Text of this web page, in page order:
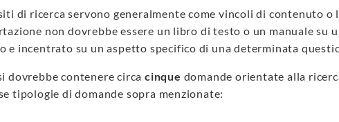
di ricerca servono generalmente come vincoli di contenuto
non dovrebbe essere un libro di testo o un manuale su
e incentrato su un aspetto specifico di una determinata
dovrebbe contenere circa cinque domande orientate alla
tipologie di domande sopra menzionate: